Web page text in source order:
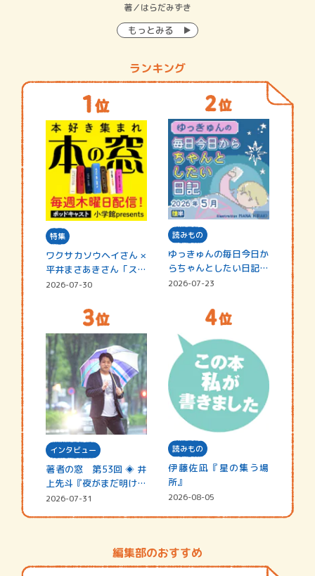
著／はらだみずき
もっとみる
ランキング
特集
ワクサカソウヘイさん ×
平井まさあきさん「スペ
シャ…
2026-07-30
読みもの
ゆっきゅんの毎日今日か
らちゃんとしたい日記
☆202…
2026-07-23
インタビュー
著者の窓 第53回 ◈ 井
上先斗『夜がまだ明けな
い』
2026-07-31
読みもの
伊藤佐凪『星の集う場
所』
2026-08-05
編集部のおすすめ